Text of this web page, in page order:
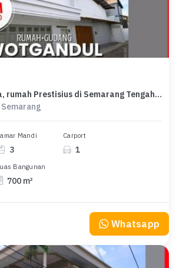
Penawaran Langka, rumah Prestisius di Semarang Tengah, Semarang, LB 700m²
Mandi
3
Carport
1
Bangunan
700 m²
Whatsapp